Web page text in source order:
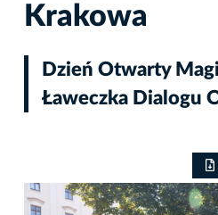
Krakowa
Dzień Otwarty
Ławeczka Dialogu